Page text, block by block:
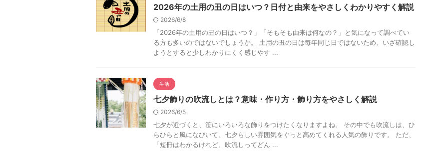
2026年の土用の丑の日はいつ？日付と由来をやさしくわかりやすく解説
2026/6/8
「2026年の土用の丑の日はいつ？」「そもそも由来は何なの？」と気になって調べてい
る方も多いのではないでしょうか。 土用の丑の日は毎年同じ日ではないため、いざ確認し
ようとすると少しわかりにくく感じやす ...
生活
七夕飾りの吹流しとは？意味・作り方・飾り方をやさしく解説
2026/6/5
七夕が近づくと、笹にいろいろな飾りをつけたくなりますよね。 その中でも吹流しは、ひ
らひらと風になびいて、七夕らしい雰囲気をぐっと高めてくれる人気の飾りです。 ただ、
「短冊はわかるけれど、吹流しってどん ...